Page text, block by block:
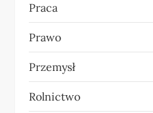
Praca
Prawo
Przemysł
Rolnictwo